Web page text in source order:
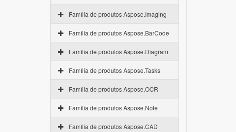
Família de produtos Aspose.Imaging
Família de produtos Aspose.BarCode
Família de produtos Aspose.Diagram
Família de produtos Aspose.Tasks
Família de produtos Aspose.OCR
Família de produtos Aspose.Note
Família de produtos Aspose.CAD